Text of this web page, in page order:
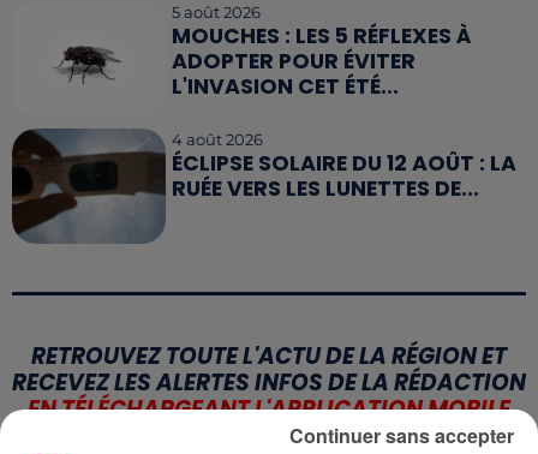
5 août 2026
MOUCHES : LES 5 RÉFLEXES À
ADOPTER POUR ÉVITER
L'INVASION CET ÉTÉ...
4 août 2026
ÉCLIPSE SOLAIRE DU 12 AOÛT : LA
RUÉE VERS LES LUNETTES DE...
RETROUVEZ TOUTE L'ACTU DE LA RÉGION ET
RECEVEZ LES ALERTES INFOS DE LA RÉDACTION
EN TÉLÉCHARGEANT L'APPLICATION MOBILE
RCAContinuer sans accepter